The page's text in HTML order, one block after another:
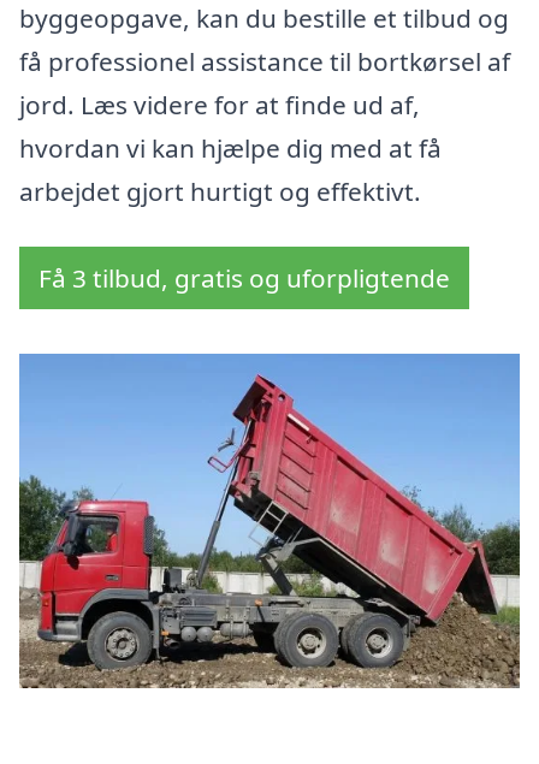
byggeopgave, kan du bestille et tilbud og
få professionel assistance til bortkørsel af
jord. Læs videre for at finde ud af,
hvordan vi kan hjælpe dig med at få
arbejdet gjort hurtigt og effektivt.
Få 3 tilbud, gratis og uforpligtende